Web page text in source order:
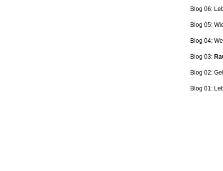
Blog 06:
Blog 05:
Blog 04:
Blog 03:
Blog 02:
Blog 01: